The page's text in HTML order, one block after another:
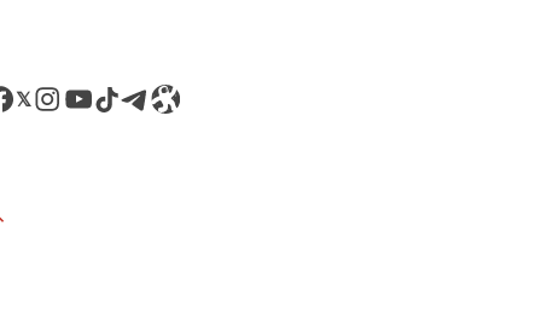
LinkedIn
Instagram
YouTube
TikTok
Telegram
Lien